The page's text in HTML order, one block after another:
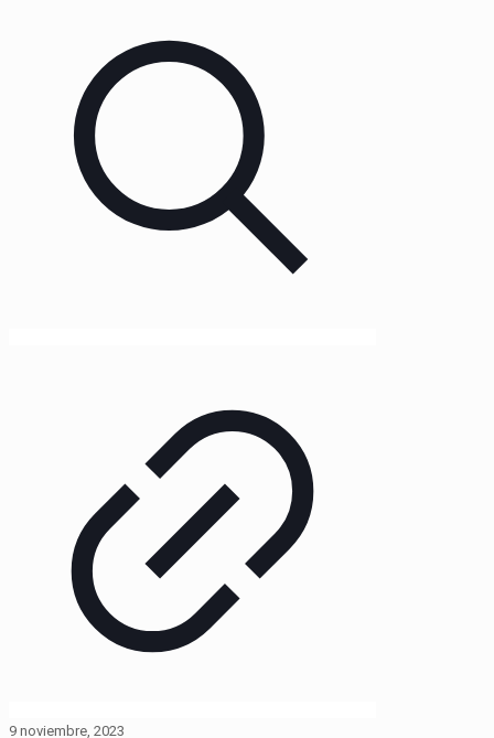
9 noviembre, 2023